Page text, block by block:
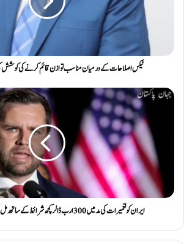
ٹیکس اصلاحات کے درمیان مناسب توازن قائم کرنے کی کوشش کی
ایران کو تعمیرات کی مد میں 300 ارب ڈالر کچھ شرائط کے ساتھ مل سکتے ہیں، جے ڈی وینس